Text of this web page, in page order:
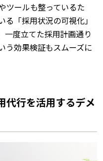
ツールも整っているた
「採用状況の可視化」
一度立てた採用計画通り
う効果検証もスムーズに
代行を活用するデメ